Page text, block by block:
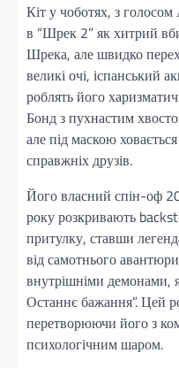
Кіт у чоботях, з
в “Шрек 2” як хитрий
Шрека, але швидко
великі очі, іспанський
роблять його
Бонд з пухнастим
але під маскою
справжніх друзів.
Його власний спін-оф
року розкривають
притулку, ставши
від самотнього
внутрішніми демонами,
Останнє бажання”. Цей
перетворюючи його з
психологічним шаром.